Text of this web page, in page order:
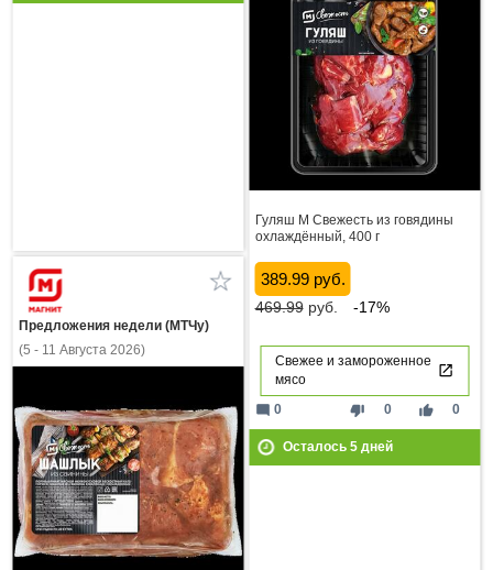
Гуляш М Свежесть из говядины
охлаждённый, 400 г
389.99 руб.
469.99руб. -17%
Свежее и замороженное
мясо
thumb_down 0 thumb_up 0
mode_comment 0
Осталось 5дней
Предложения недели (МТЧу)
(5 - 11 Августа 2026)